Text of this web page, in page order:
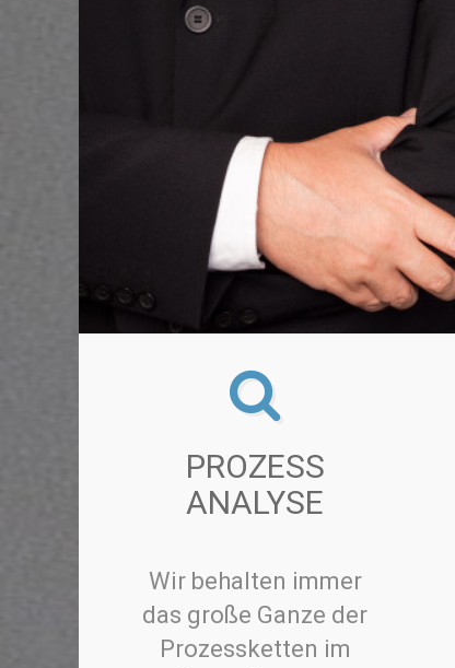
PROZESS
ANALYSE
Wir behalten immer
das große Ganze der
Prozessketten im